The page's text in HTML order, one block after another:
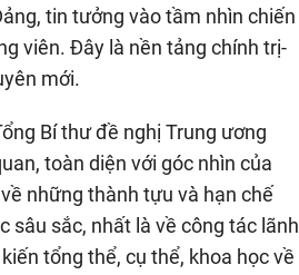
tin tưởng vào tầm nhìn chiến
viên. Đây là nền tảng chính trị-
mới.
Bí thư đề nghị Trung ương
toàn diện với góc nhìn của
những thành tựu và hạn chế
sâu sắc, nhất là về công tác lãnh
tổng thể, cụ thể, khoa học về